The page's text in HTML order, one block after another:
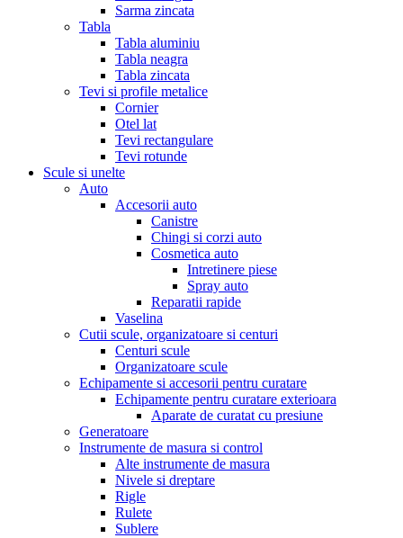
Sarma zincata
Tabla
Tabla aluminiu
Tabla neagra
Tabla zincata
Tevi si profile metalice
Cornier
Otel lat
Tevi rectangulare
Tevi rotunde
Scule si unelte
Auto
Accesorii auto
Canistre
Chingi si corzi auto
Cosmetica auto
Intretinere piese
Spray auto
Reparatii rapide
Vaselina
Cutii scule, organizatoare si centuri
Centuri scule
Organizatoare scule
Echipamente si accesorii pentru curatare
Echipamente pentru curatare exterioara
Aparate de curatat cu presiune
Generatoare
Instrumente de masura si control
Alte instrumente de masura
Nivele si dreptare
Rigle
Rulete
Sublere